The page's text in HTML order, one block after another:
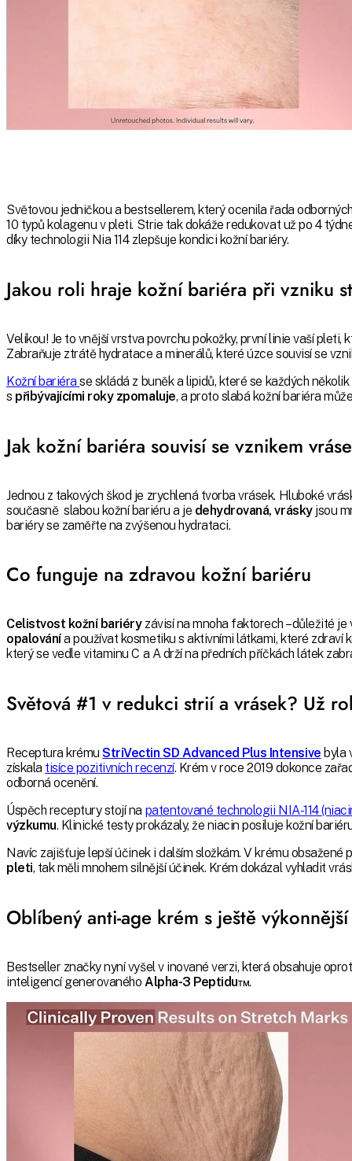
Světovou jedničkou a bestsellerem, který ocenila řada
10 typů kolagenu v pleti. Strie tak dokáže redukovat už po 4
díky technologii Nia 114 zlepšuje kondici kožní bariéry.
Jakou roli hraje kožní bariéra při vzniku
Velikou! Je to vnější vrstva povrchu pokožky, první linie vaší pleti,
Zabraňuje ztrátě hydratace a minerálů, které úzce souvisí se
Kožní bariérase skládá z buněk a lipidů, které se každých
s přibývajícími roky zpomaluje, a proto slabá kožní bariéra
Jak kožní bariéra souvisí se vznikem
Jednou z takových škod je zrychlená tvorba vrásek. Hluboké
současně slabou kožní bariéru a je dehydrovaná, vráskyjsou
bariéry se zaměřte na zvýšenou hydrataci.
Co funguje na zdravou kožní bariéru
Celistvost kožní bariéryzávisí na mnoha faktorech – důležité
opalovánía používat kosmetiku s aktivními látkami, které zdraví
který se vedle vitaminu C a A drží na předních příčkách látek
Světová #1 v redukci strií a vrásek? Už
Receptura krémuStriVectin SD Advanced Plus Intensive byla
získala tisíce pozitivních recenzí. Krém v roce 2019 dokonce
odborná ocenění.
Úspěch receptury stojí na patentované technologii NIA-114
výzkumu. Klinické testy prokázaly, že niacin posiluje kožní
Navíc zajišťuje lepší účinek i dalším složkám. V krému obsažené
pleti, tak měli mnohem silnější účinek. Krém dokázal vyhladit
Oblíbený anti-age krém s ještě
Bestseller značky nyní vyšel v inované verzi, která obsahuje
inteligencí generovaného Alpha-3 Peptidu™.